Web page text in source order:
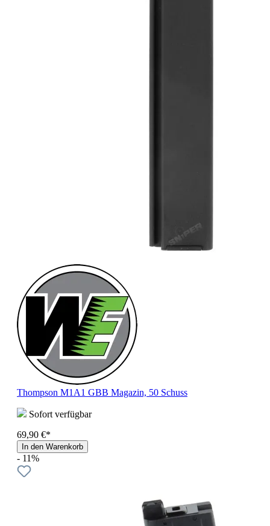
Thompson M1A1 GBB Magazin, 50 Schuss
Sofort verfügbar
69,90 €*
In den Warenkorb
- 11%